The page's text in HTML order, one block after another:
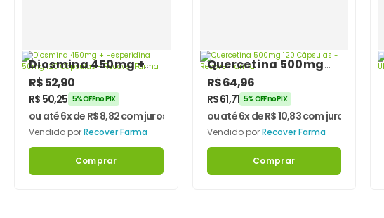
Diosmina 450mg +
Hesperidina 50mg
120 Cápsulas –
Recover Farma
R$52,90
R$ 50,25 5% OFF no PIX
ou até 6x de R$8,82com juros
Vendido porRecover Farma
Comprar
Quercetina 500mg
120 Cápsulas –
Recover Farma
R$64,96
R$61,71 5% OFF no PIX
ou até 6x deR$10,83com juros
Vendido por Recover Farma
Comprar